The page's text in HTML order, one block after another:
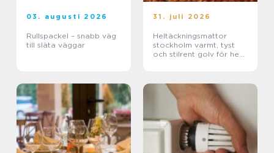
03. augusti 2026
Rullspackel – snabb väg
till släta väggar
31. juli 2026
Heltäckningsmattor
stockholm varmt, tyst
och stilrent golv för hem